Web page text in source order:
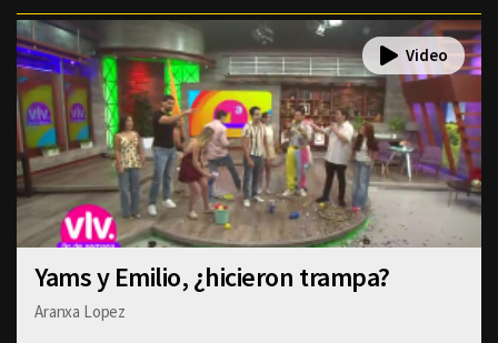
Yams y Emilio, ¿hicieron trampa?
Aranxa Lopez